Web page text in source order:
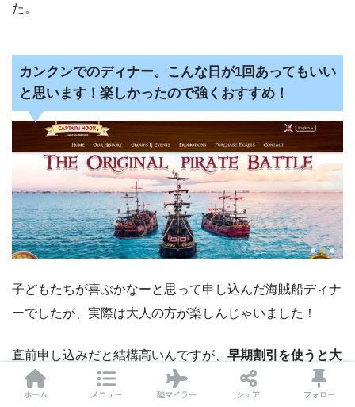
た。
カンクンでのディナー。こんな日が1回あってもいい
と思います！楽しかったので強くおすすめ！
子どもたちが喜ぶかなーと思って申し込んだ海賊船ディナ
ーでしたが、実際は大人の方が楽しんじゃいました！
直前申し込みだと結構高いんですが、 早期割引を使うと大
幅に割引が
あったりしますので、ぜひ利用してみてくださ
い。
ホーム メニュー 陸マイラー シェア フォロー